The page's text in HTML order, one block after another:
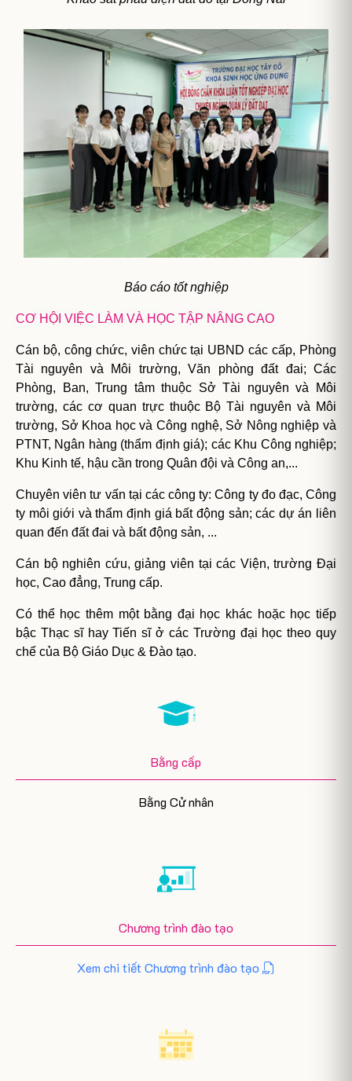
Báo cáo tốt nghiệp
CƠ HỘI VIỆC LÀM VÀ HỌC TẬP NÂNG CAO
Cán bộ, công chức, viên chức tại UBND các cấp, Phòng
Tài nguyên và Môi trường, Văn phòng đất đai; Các
Phòng, Ban, Trung tâm thuộc Sở Tài nguyên và Môi
trường, các cơ quan trực thuộc Bộ Tài nguyên và Môi
trường, Sở Khoa học và Công nghệ, Sở Nông nghiệp và
PTNT, Ngân hàng (thẩm định giá); các Khu Công nghiệp;
Khu Kinh tế, hậu cần trong Quân đội và Công an,...
Chuyên viên tư vấn tại các công ty: Công ty đo đạc, Công
ty môi giới và thẩm định giá bất động sản; các dự án liên
quan đến đất đai và bất động sản, ...
Cán bộ nghiên cứu, giảng viên tại các Viện, trường Đại
học, Cao đẳng, Trung cấp.
Có thể học thêm một bằng đại học khác hoặc học tiếp
bậc Thạc sĩ hay Tiến sĩ ở các Trường đại học theo quy
chế của Bộ Giáo Dục & Đào tạo.
Bằng cấp
Bằng Cử nhân
Chương trình đào tạo
Xem chi tiết Chương trình đào tạo